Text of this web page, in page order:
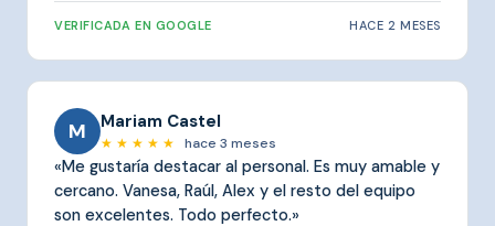
VERIFICADA EN GOOGLE HACE 2 MESES
M Mariam Castel
★ ★ ★ ★ ★ hace 3 meses
«Me gustaría destacar al personal. Es muy amable y
cercano. Vanesa, Raúl, Alex y el resto del equipo
son excelentes. Todo perfecto.»